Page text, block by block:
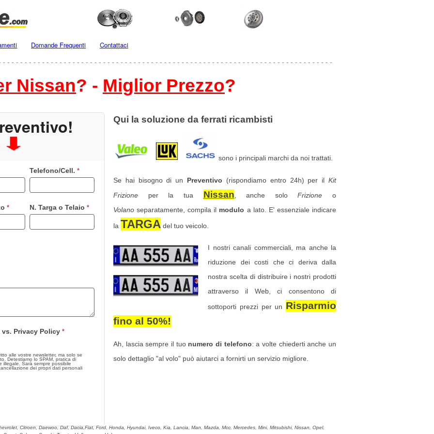
Domande Frequenti Contattaci
- - - - - - - - - - - - - - - - - - - - - - - - - - - - - - - - - - - - - - - - - - - - - - - - - - - - - - - - - - - - - - - - - - - - - - - - - - -
Nissan? - Miglior Prezzo?
Telefono/Cell. *
* N. Targa o Telaio *
Privacy Policy *
vostre newsletter, ma solo se
Detestiamo lo SPAM, pratica di
sempre possibile
dei propri dati personali
Qui la soluzione da ferrati ricambisti
sono i principali marchi da noi trattati.
Se hai bisogno di un Preventivo (rispondiamo entro 24h) per ilKit
Frizione per la tua Nissan , anche soloFrizione o
Volanoseparatamente, compila il modulo a lato. E' essenziale indicare
la TARGA del tuo veicolo.
I nostri canali commerciali, ma anche la
riduzione dei costi che ci deriva dalla
nostra scelta di distribuire i nostri prodotti
attraverso il Web, ci consentono di
sottoporti prezzi per un Risparmio
fino al 50%!
Ah, lascia sempre il tuo numero di telefono: a volte chiederti anche un
solo dettaglio "al volo" può aiutarci a fornirti un servizio migliore.
Citroen, Daewoo, Daf, Dacia,Fiat, Ford, Honda, Hyundai, Iveco, Kia, Lancia, Man, Mazda, Mcc, Mercedes, Mini, Mitsubishi, Nissan, Opel,